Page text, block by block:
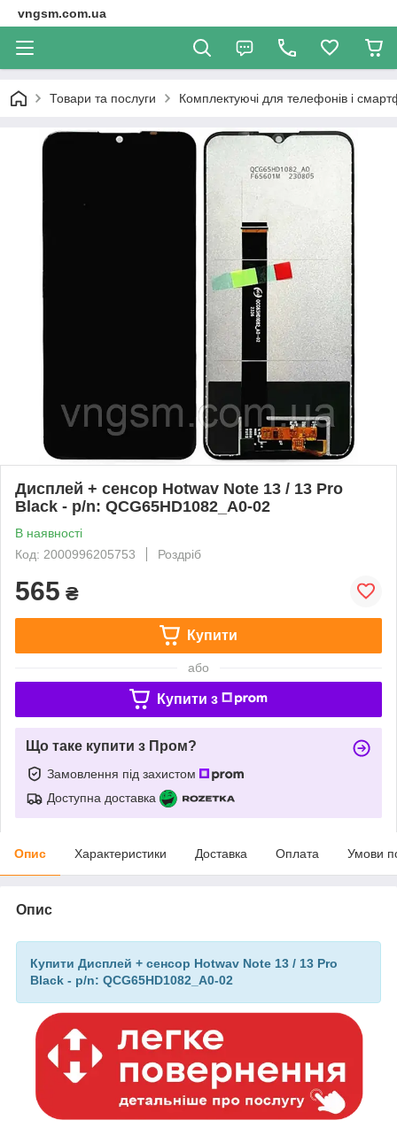
vngsm.com.ua
Товари та послуги Комплектуючі для телефонів і
Дисплей + сенсор Hotwav Note 13 / 13 Pro
Black - p/n: QCG65HD1082_A0-02
В наявності
Код: 2000996205753
Роздріб
565 ₴
Купити
або
Купити з
Що таке купити з Пром?
Замовлення під захистом
Доступна доставка
Опис Характеристики Доставка Оплата Умови
Опис
Купити Дисплей + сенсор Hotwav Note 13 / 13 Pro
Black - p/n: QCG65HD1082_A0-02